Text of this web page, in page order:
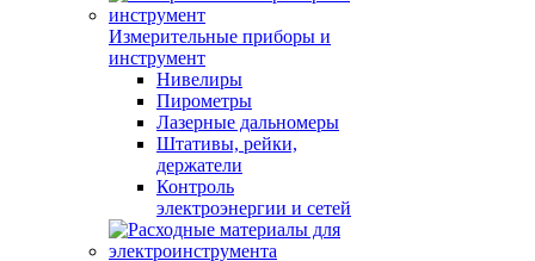
Измерительные приборы и
инструмент
Нивелиры
Пирометры
Лазерные дальномеры
Штативы, рейки,
держатели
Контроль
электроэнергии и сетей